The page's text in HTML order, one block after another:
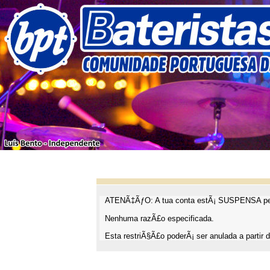
ATENÃ‡ÃƒO: A tua conta estÃ¡ SUSPENSA
Nenhuma razÃ£o especificada.
Esta restriÃ§Ã£o poderÃ¡ ser anulada a partir